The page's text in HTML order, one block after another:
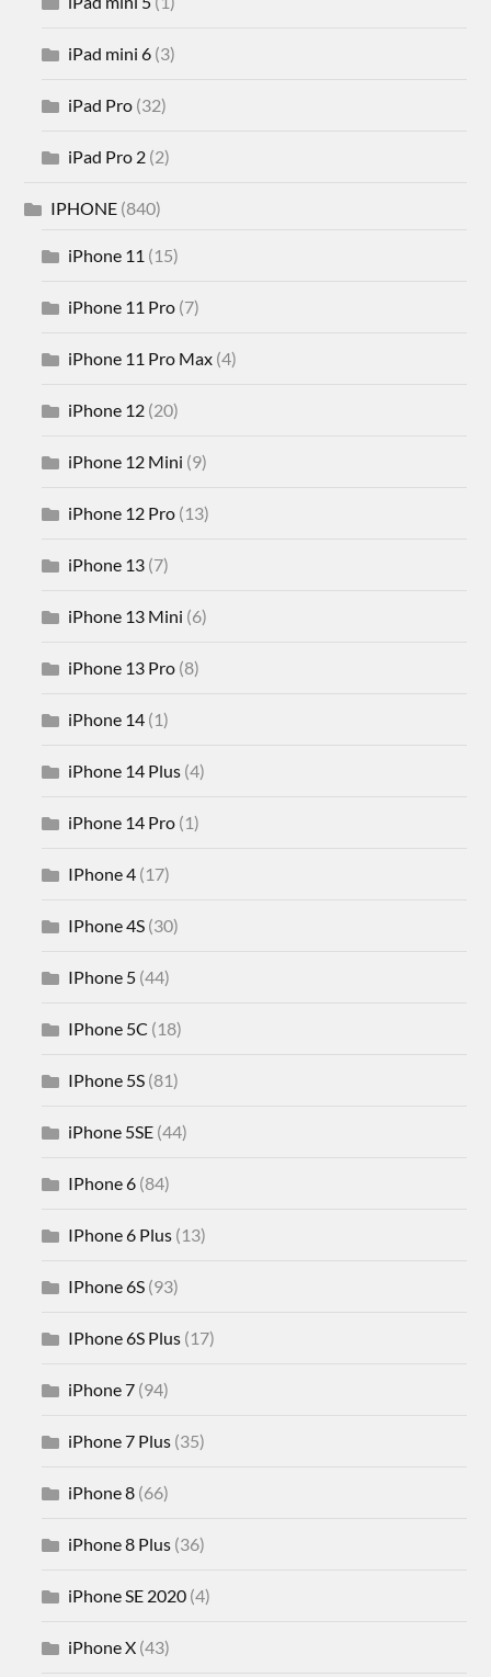
iPad mini 6 (3)
iPad Pro (32)
iPad Pro 2 (2)
IPHONE (840)
iPhone 11 (15)
iPhone 11 Pro (7)
iPhone 11 Pro Max (4)
iPhone 12 (20)
iPhone 12 Mini (9)
iPhone 12 Pro (13)
iPhone 13 (7)
iPhone 13 Mini (6)
iPhone 13 Pro (8)
iPhone 14 (1)
iPhone 14 Plus (4)
iPhone 14 Pro (1)
IPhone 4 (17)
IPhone 4S (30)
IPhone 5 (44)
IPhone 5C (18)
IPhone 5S (81)
iPhone 5SE (44)
IPhone 6 (84)
IPhone 6 Plus (13)
IPhone 6S (93)
IPhone 6S Plus (17)
iPhone 7 (94)
iPhone 7 Plus (35)
iPhone 8 (66)
iPhone 8 Plus (36)
iPhone SE 2020 (4)
iPhone X (43)